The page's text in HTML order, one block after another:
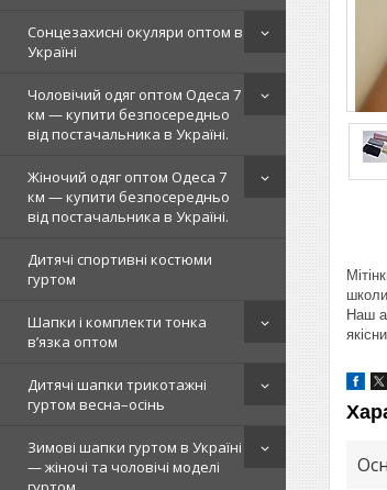
Сонцезахисні окуляри оптом в
Україні
Чоловічий одяг оптом Одеса 7
км — купити безпосередньо
від постачальника в Україні.
Жіночий одяг оптом Одеса 7
км — купити безпосередньо
від постачальника в Україні.
Дитячі спортивні костюми
гуртом
Шапки і комплекти тонка
в’язка оптом
Дитячі шапки трикотажні
гуртом весна–осінь
Зимові шапки гуртом в Україні
— жіночі та чоловічі моделі
Наш